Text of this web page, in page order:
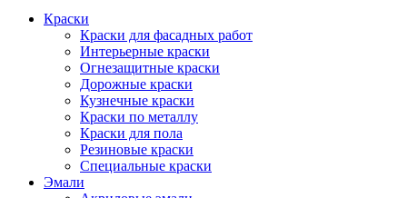
Краски
Краски для фасадных работ
Интерьерные краски
Огнезащитные краски
Дорожные краски
Кузнечные краски
Краски по металлу
Краски для пола
Резиновые краски
Специальные краски
Эмали